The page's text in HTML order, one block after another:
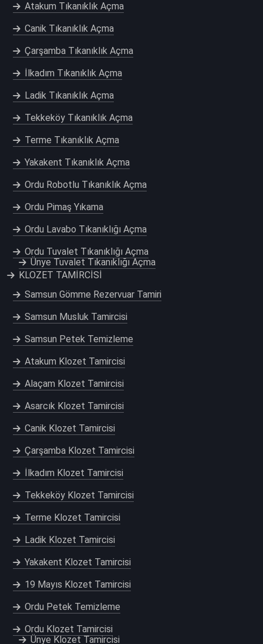
Atakum Tıkanıklık Açma
Canik Tıkanıklık Açma
Çarşamba Tıkanıklık Açma
İlkadım Tıkanıklık Açma
Ladik Tıkanıklık Açma
Tekkeköy Tıkanıklık Açma
Terme Tıkanıklık Açma
Yakakent Tıkanıklık Açma
Ordu Robotlu Tıkanıklık Açma
Ordu Pimaş Yıkama
Ordu Lavabo Tıkanıklığı Açma
Ordu Tuvalet Tıkanıklığı Açma
Ünye Tuvalet Tıkanıklığı Açma
KLOZET TAMİRCİSİ
Samsun Gömme Rezervuar Tamiri
Samsun Musluk Tamircisi
Samsun Petek Temizleme
Atakum Klozet Tamircisi
Alaçam Klozet Tamircisi
Asarcık Klozet Tamircisi
Canik Klozet Tamircisi
Çarşamba Klozet Tamircisi
İlkadım Klozet Tamircisi
Tekkeköy Klozet Tamircisi
Terme Klozet Tamircisi
Ladik Klozet Tamircisi
Yakakent Klozet Tamircisi
19 Mayıs Klozet Tamircisi
Ordu Petek Temizleme
Ordu Klozet Tamircisi
Ünye Klozet Tamircisi